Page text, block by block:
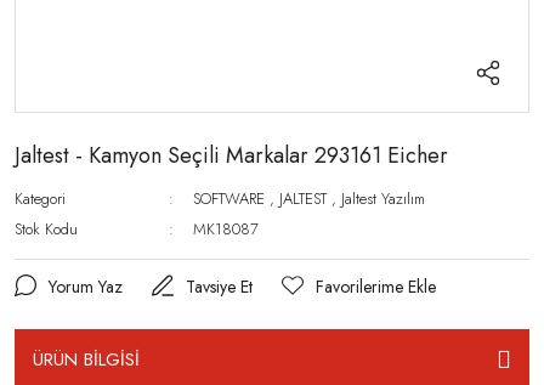
Jaltest - Kamyon Seçili Markalar 293161 Eicher
Kategori SOFTWARE , JALTEST , Jaltest Yazılım
Stok Kodu
MK18087
Yorum Yaz Tavsiye Et
ÜRÜN BİLGİSİ